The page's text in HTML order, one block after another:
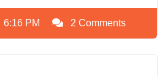
6:16 PM 2 Comments